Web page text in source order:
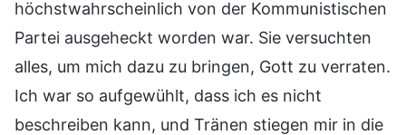
höchstwahrscheinlich von der Kommunistischen
Partei ausgeheckt worden war. Sie versuchten
alles, um mich dazu zu bringen, Gott zu verraten.
Ich war so aufgewühlt, dass ich es nicht
beschreiben kann, und Tränen stiegen mir in die